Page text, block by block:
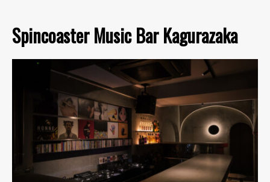
Spincoaster Music Bar Kagurazaka